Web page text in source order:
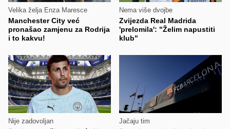
Velika želja Enza Maresce
Manchester City već
pronašao zamjenu za Rodrija
i to kakvu!
Nema više dvojbe
Zvijezda Real Madrida
'prelomila': "Želim napustiti
klub"
Nije zadovoljan Jačaju tim